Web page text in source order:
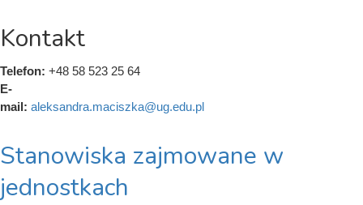
Kontakt
Telefon: +48 58 523 25 64
E-
mail: aleksandra.maciszka@ug.edu.pl
Stanowiska zajmowane w
jednostkach